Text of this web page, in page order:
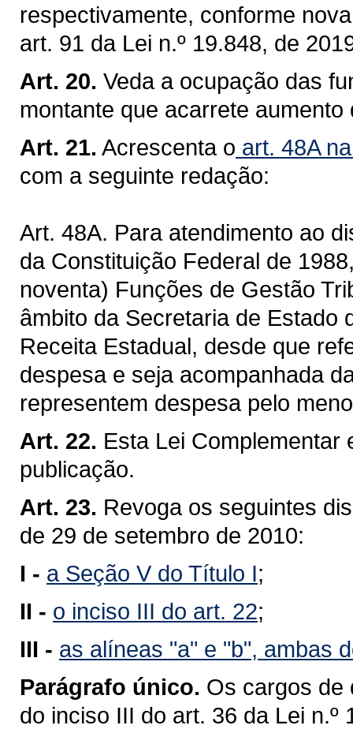
respectivamente, conforme
art. 91 da Lei n.º 19.848, de
Art. 20. Veda a ocupação das
montante que acarrete
Art. 21. Acrescenta o art. 48A
com a seguinte redação:
Art. 48A. Para atendimento ao
da Constituição Federal de
noventa) Funções de Gestão
âmbito da Secretaria de Estado
Receita Estadual, desde que
despesa e seja acompanhada
representem despesa pelo
Art. 22. Esta Lei Complementar
publicação.
Art. 23. Revoga os seguintes
de 29 de setembro de 2010:
I - a Seção V do Título I;
II - o inciso III do art. 22;
III - as alíneas "a" e "b", ambas
Parágrafo único. Os cargos de
do inciso III do art. 36 da Lei